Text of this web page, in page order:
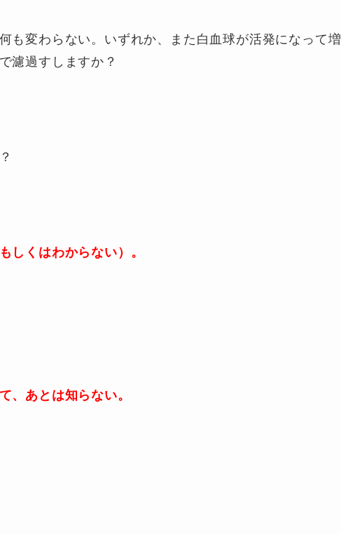
も変わらない。いずれか、また白血球が活発になって増
濾過すしますか？
しくはわからない）。
、あとは知らない。